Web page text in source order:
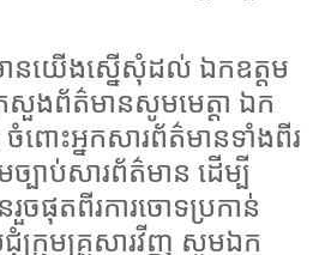
ានយើងស្នើសុំដល់ ឯកឧត្តម
ក្រសួងព័ត៌មានសូមមេត្តា ឯក
ពោះអ្នកសារព័ត៌មានទាំងពីរ
បាប់សារព័ត៌មាន ដើម្បី
ចផុតពីរការចោទប្រកាន់
ក្រុមគ្រួសារវីញ សូមឯក